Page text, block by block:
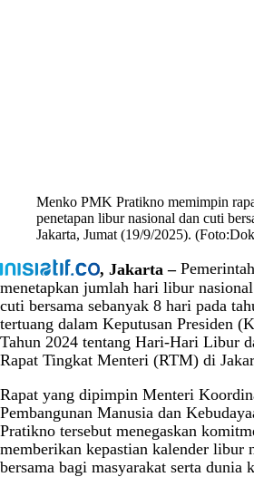
Menko PMK Pratikno memimpin
penetapan libur nasional dan cuti
Jakarta, Jumat (19/9/2025).
, Jakarta –
menetapkan jumlah hari libur
cuti bersama sebanyak 8 hari pada
tertuang dalam Keputusan Presiden
Tahun 2024 tentang Hari-Hari Libur
Rapat Tingkat Menteri (RTM) di
Rapat yang dipimpin Menteri
Pembangunan Manusia dan
Pratikno tersebut menegaskan
memberikan kepastian kalender libur
bersama bagi masyarakat serta dunia